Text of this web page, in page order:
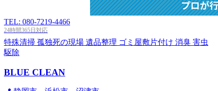
TEL: 080-7219-4466
24時間365日対応
特殊清掃 孤独死の現場 遺品整理 ゴミ屋敷片付け 消臭 害虫
駆除
BLUE CLEAN